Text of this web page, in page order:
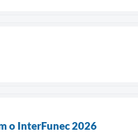
o InterFunec 2026